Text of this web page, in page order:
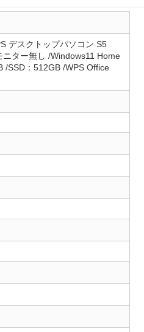
デスクトップパソコン S5
ター無し /Windows11 Home
/SSD：512GB /WPS Office